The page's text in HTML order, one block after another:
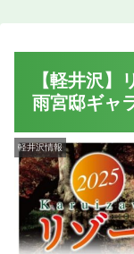
【軽井沢】
雨宮邸ギャ
軽井沢情報